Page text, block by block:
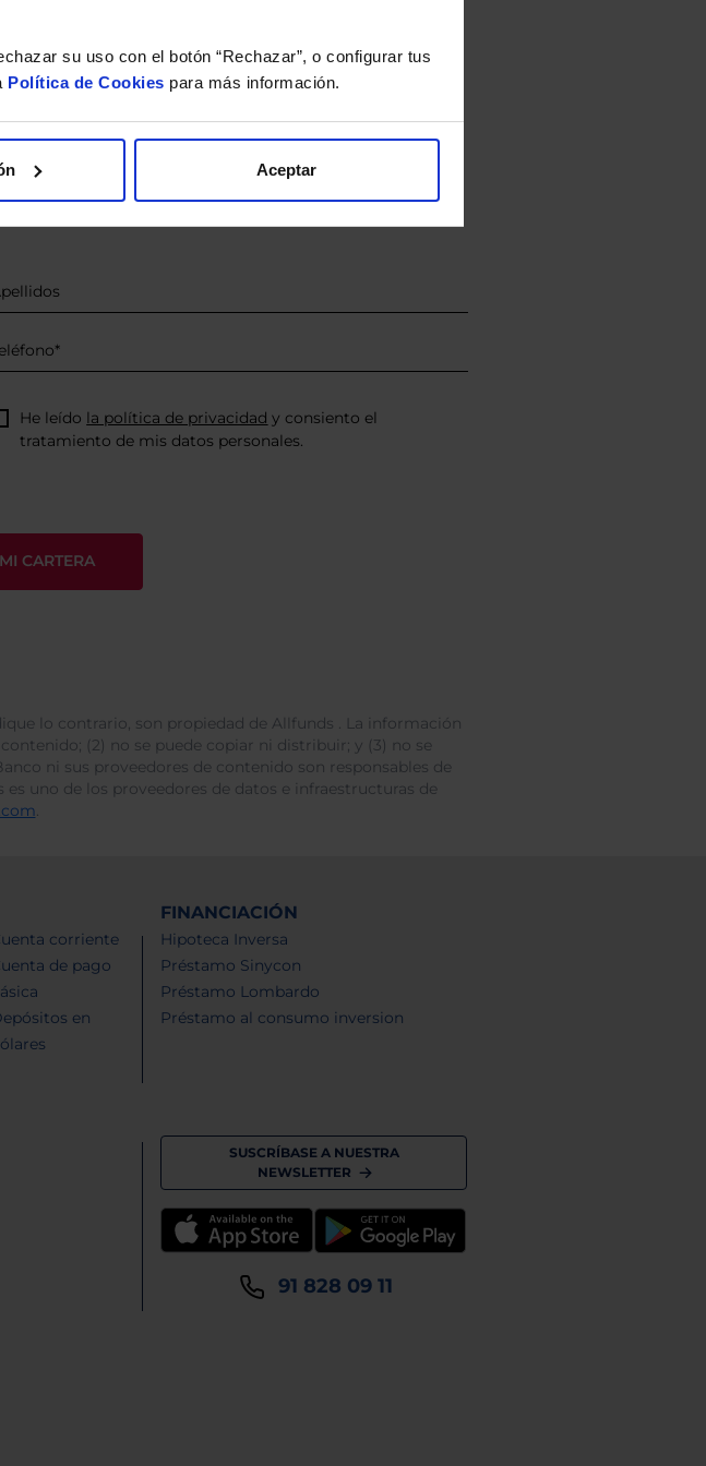
su uso con el botón “Rechazar”, o configurar tus
Política de Cookies para más información.
Aceptar
de su cartera.
nuestros expertos le enviarán un estudio gratuito
en sus costes.
He leído la política de privacidad y consiento el
tratamiento de mis datos personales.
lo contrario, son propiedad de Allfunds . La información
(2) no se puede copiar ni distribuir; y (3) no se
ni sus proveedores de contenido son responsables de
uno de los proveedores de datos e infraestructuras de
.
corriente
de pago
en
FINANCIACIÓN
Hipoteca Inversa
Préstamo Sinycon
Préstamo Lombardo
Préstamo al consumo inversion
SUSCRÍBASE A NUESTRA
NEWSLETTER
91 828 09 11